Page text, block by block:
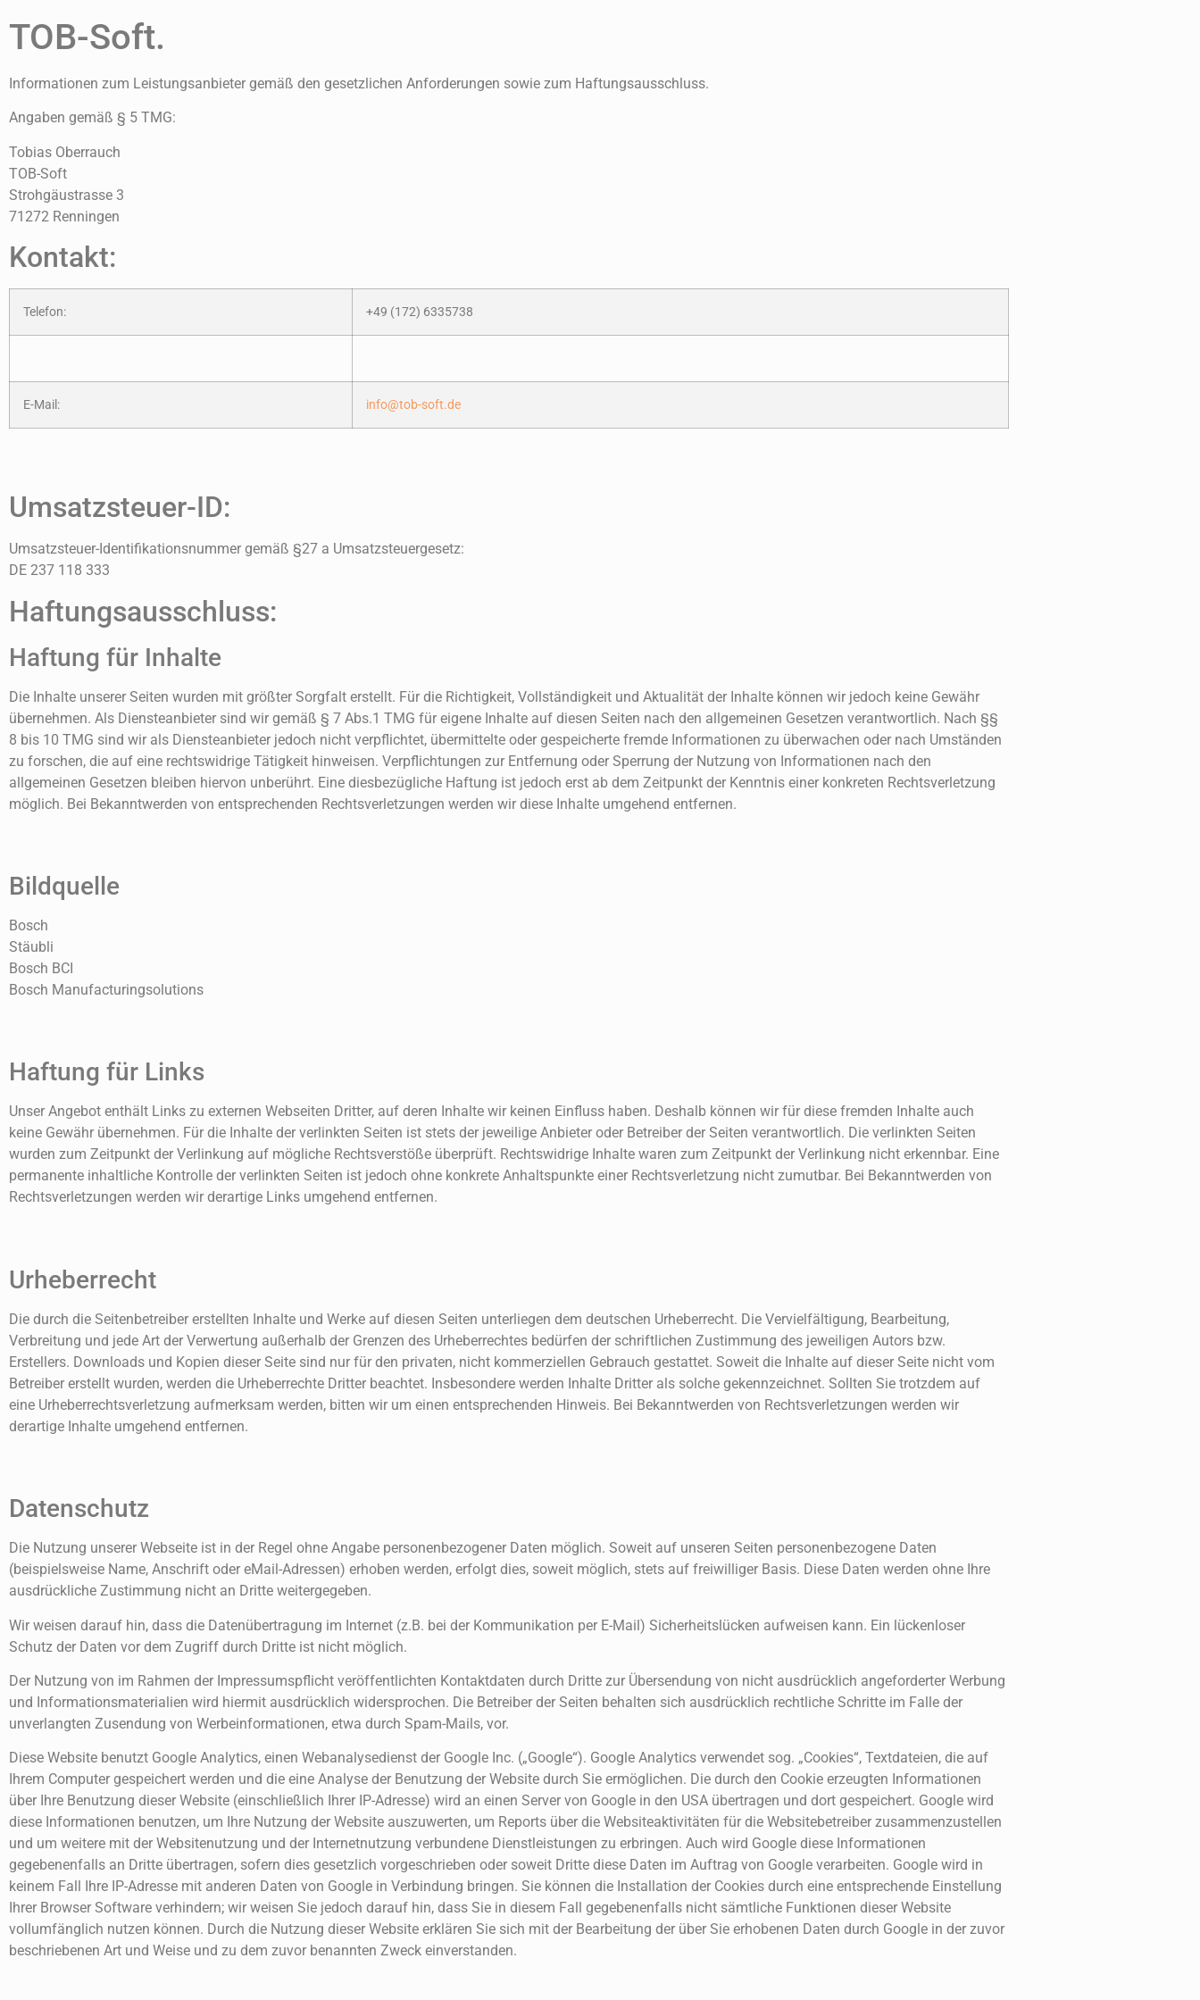
TOB-Soft.
Informationen zum Leistungsanbieter gemäß den gesetzlichen Anforderungen sowie zum Haftungsausschluss.
Angaben gemäß § 5 TMG:
Tobias Oberrauch
TOB-Soft
Strohgäustrasse 3
71272 Renningen
Kontakt:
Telefon: +49 (172) 6335738
E-Mail: info@tob-soft.de
Umsatzsteuer-ID:
Umsatzsteuer-Identifikationsnummer gemäß §27 a Umsatzsteuergesetz:
DE 237 118 333
Haftungsausschluss:
Haftung für Inhalte
Die Inhalte unserer Seiten wurden mit größter Sorgfalt erstellt. Für die Richtigkeit, Vollständigkeit und Aktualität der Inhalte können wir jedoch keine Gewähr
übernehmen. Als Diensteanbieter sind wir gemäß § 7 Abs.1 TMG für eigene Inhalte auf diesen Seiten nach den allgemeinen Gesetzen verantwortlich. Nach §§
8 bis 10 TMG sind wir als Diensteanbieter jedoch nicht verpflichtet, übermittelte oder gespeicherte fremde Informationen zu überwachen oder nach Umständen
zu forschen, die auf eine rechtswidrige Tätigkeit hinweisen. Verpflichtungen zur Entfernung oder Sperrung der Nutzung von Informationen nach den
allgemeinen Gesetzen bleiben hiervon unberührt. Eine diesbezügliche Haftung ist jedoch erst ab dem Zeitpunkt der Kenntnis einer konkreten Rechtsverletzung
möglich. Bei Bekanntwerden von entsprechenden Rechtsverletzungen werden wir diese Inhalte umgehend entfernen.
Bildquelle
Bosch
Stäubli
Bosch BCI
Bosch Manufacturingsolutions
Haftung für Links
Unser Angebot enthält Links zu externen Webseiten Dritter, auf deren Inhalte wir keinen Einfluss haben. Deshalb können wir für diese fremden Inhalte auch
keine Gewähr übernehmen. Für die Inhalte der verlinkten Seiten ist stets der jeweilige Anbieter oder Betreiber der Seiten verantwortlich. Die verlinkten Seiten
wurden zum Zeitpunkt der Verlinkung auf mögliche Rechtsverstöße überprüft. Rechtswidrige Inhalte waren zum Zeitpunkt der Verlinkung nicht erkennbar. Eine
permanente inhaltliche Kontrolle der verlinkten Seiten ist jedoch ohne konkrete Anhaltspunkte einer Rechtsverletzung nicht zumutbar. Bei Bekanntwerden von
Rechtsverletzungen werden wir derartige Links umgehend entfernen.
Urheberrecht
Die durch die Seitenbetreiber erstellten Inhalte und Werke auf diesen Seiten unterliegen dem deutschen Urheberrecht. Die Vervielfältigung, Bearbeitung,
Verbreitung und jede Art der Verwertung außerhalb der Grenzen des Urheberrechtes bedürfen der schriftlichen Zustimmung des jeweiligen Autors bzw.
Erstellers. Downloads und Kopien dieser Seite sind nur für den privaten, nicht kommerziellen Gebrauch gestattet. Soweit die Inhalte auf dieser Seite nicht vom
Betreiber erstellt wurden, werden die Urheberrechte Dritter beachtet. Insbesondere werden Inhalte Dritter als solche gekennzeichnet. Sollten Sie trotzdem auf
eine Urheberrechtsverletzung aufmerksam werden, bitten wir um einen entsprechenden Hinweis. Bei Bekanntwerden von Rechtsverletzungen werden wir
derartige Inhalte umgehend entfernen.
Datenschutz
Die Nutzung unserer Webseite ist in der Regel ohne Angabe personenbezogener Daten möglich. Soweit auf unseren Seiten personenbezogene Daten
(beispielsweise Name, Anschrift oder eMail-Adressen) erhoben werden, erfolgt dies, soweit möglich, stets auf freiwilliger Basis. Diese Daten werden ohne Ihre
ausdrückliche Zustimmung nicht an Dritte weitergegeben.
Wir weisen darauf hin, dass die Datenübertragung im Internet (z.B. bei der Kommunikation per E-Mail) Sicherheitslücken aufweisen kann. Ein lückenloser
Schutz der Daten vor dem Zugriff durch Dritte ist nicht möglich.
Der Nutzung von im Rahmen der Impressumspflicht veröffentlichten Kontaktdaten durch Dritte zur Übersendung von nicht ausdrücklich angeforderter Werbung
und Informationsmaterialien wird hiermit ausdrücklich widersprochen. Die Betreiber der Seiten behalten sich ausdrücklich rechtliche Schritte im Falle der
unverlangten Zusendung von Werbeinformationen, etwa durch Spam-Mails, vor.
Diese Website benutzt Google Analytics, einen Webanalysedienst der Google Inc. („Google“). Google Analytics verwendet sog. „Cookies“, Textdateien, die auf
Ihrem Computer gespeichert werden und die eine Analyse der Benutzung der Website durch Sie ermöglichen. Die durch den Cookie erzeugten Informationen
über Ihre Benutzung dieser Website (einschließlich Ihrer IP-Adresse) wird an einen Server von Google in den USA übertragen und dort gespeichert. Google wird
diese Informationen benutzen, um Ihre Nutzung der Website auszuwerten, um Reports über die Websiteaktivitäten für die Websitebetreiber zusammenzustellen
und um weitere mit der Websitenutzung und der Internetnutzung verbundene Dienstleistungen zu erbringen. Auch wird Google diese Informationen
gegebenenfalls an Dritte übertragen, sofern dies gesetzlich vorgeschrieben oder soweit Dritte diese Daten im Auftrag von Google verarbeiten. Google wird in
keinem Fall Ihre IP-Adresse mit anderen Daten von Google in Verbindung bringen. Sie können die Installation der Cookies durch eine entsprechende Einstellung
Ihrer Browser Software verhindern; wir weisen Sie jedoch darauf hin, dass Sie in diesem Fall gegebenenfalls nicht sämtliche Funktionen dieser Website
vollumfänglich nutzen können. Durch die Nutzung dieser Website erklären Sie sich mit der Bearbeitung der über Sie erhobenen Daten durch Google in der zuvor
beschriebenen Art und Weise und zu dem zuvor benannten Zweck einverstanden.